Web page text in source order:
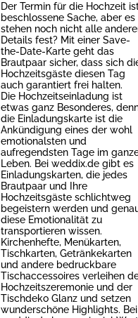
Der Termin für die Hochzeit
beschlossene Sache, aber es
stehen noch nicht alle
Details fest? Mit einer Save-
the-Date-Karte geht das
Brautpaar sicher, dass sich
Hochzeitsgäste diesen Tag
auch garantiert frei halten.
Die Hochzeitseinladung ist
etwas ganz Besonderes,
die Einladungskarte ist die
Ankündigung eines der wohl
emotionalsten und
aufregendsten Tage im
Leben. Bei weddix.de gibt es
Einladungskarten, die jedes
Brautpaar und Ihre
Hochzeitsgäste schlichtweg
begeistern werden und
diese Emotionalität zu
transportieren wissen.
Kirchenhefte, Menükarten,
Tischkarten, Getränkekarten
und andere bedruckbare
Tischaccessoires verleihen
Hochzeitszeremonie und der
Tischdeko Glanz und setzen
wunderschöne Highlights. Bei